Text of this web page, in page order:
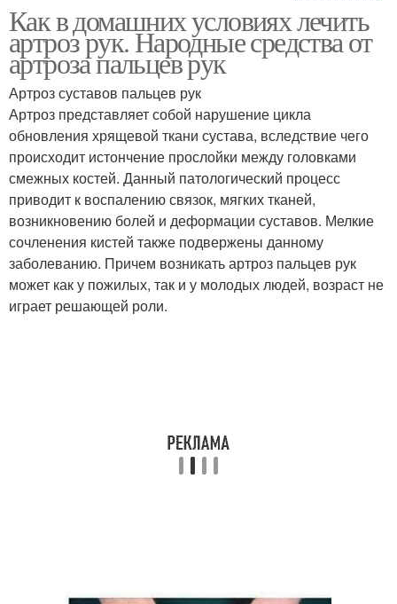
Слайм из зубной пасты Слайм из пены
Как в домашних условиях лечить
артроз рук. Народные средства от
артроза пальцев рук
Артроз суставов пальцев рук
Артроз представляет собой нарушение цикла
обновления хрящевой ткани сустава, вследствие чего
происходит истончение прослойки между головками
смежных костей. Данный патологический процесс
приводит к воспалению связок, мягких тканей,
возникновению болей и деформации суставов. Мелкие
сочленения кистей также подвержены данному
заболеванию. Причем возникать артроз пальцев рук
может как у пожилых, так и у молодых людей, возраст не
играет решающей роли.